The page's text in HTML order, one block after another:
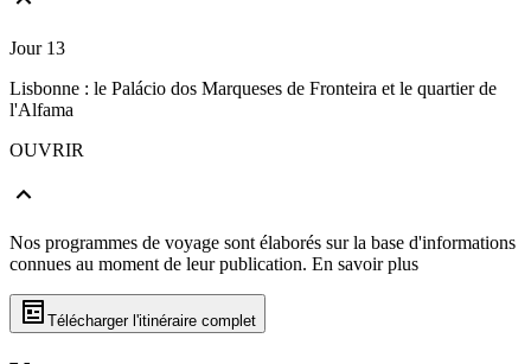
Jour 13
Lisbonne : le Palácio dos Marqueses de Fronteira et le quartier de
l'Alfama
OUVRIR
Nos programmes de voyage sont élaborés sur la base d'informations
connues au moment de leur publication. En savoir plus
Télécharger l'itinéraire complet